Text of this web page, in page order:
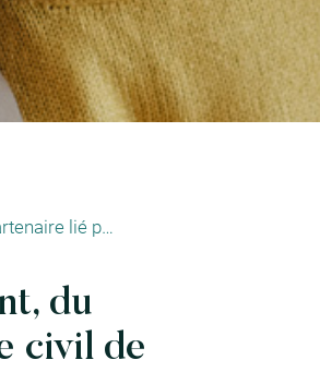
Statut juridique du conjoint, du partenaire lié par un pacte civil de solidarité ou du concubin du chef d’entreprise
du
civil de